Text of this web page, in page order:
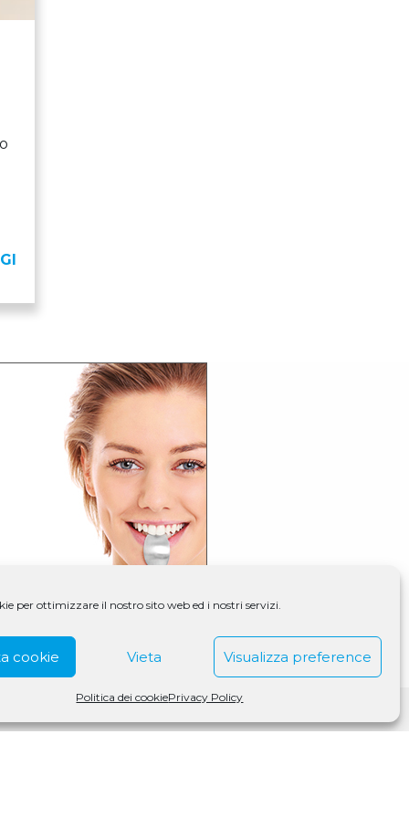
per ottimizzare il nostro sito web ed i nostri servizi.
cookie Vieta Visualizza preference
Politica dei cookiePrivacy Policy